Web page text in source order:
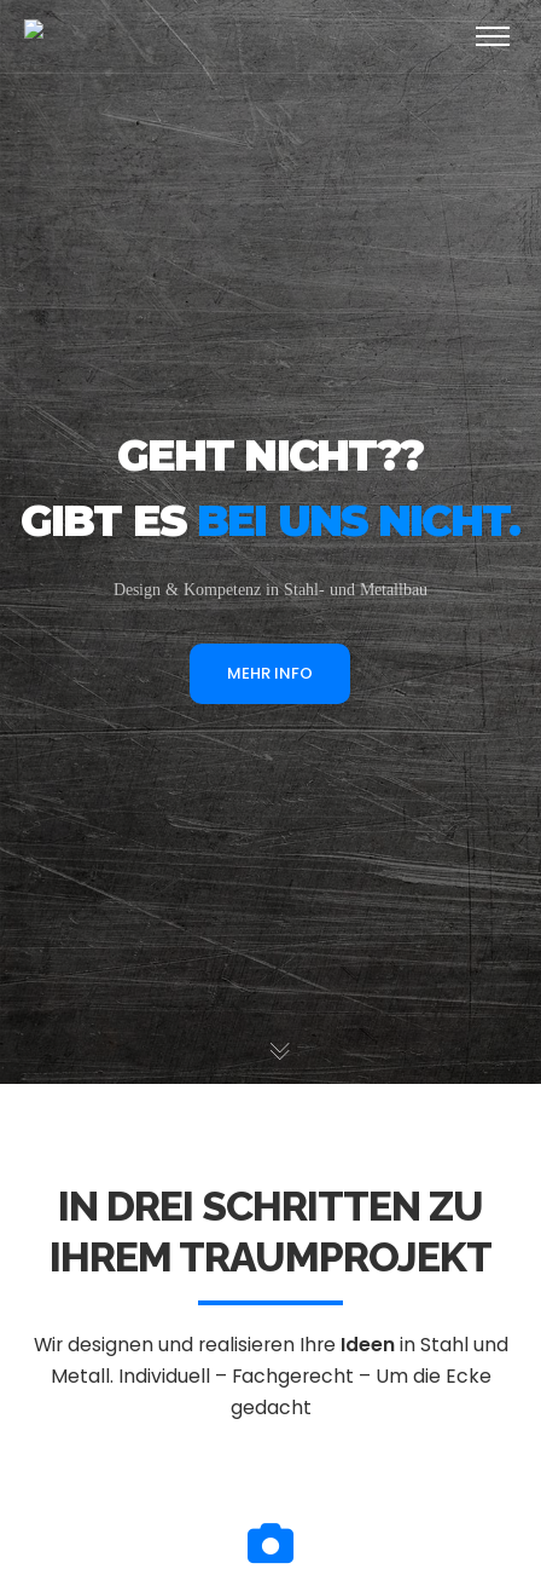
GEHT NICHT??
GIBT ESBEI UNS NICHT.
Design & Kompetenz in Stahl- und Metallbau
MEHR INFO
IN DREI SCHRITTEN ZU
IHREM TRAUMPROJEKT
Wir designen und realisieren Ihre Ideenin Stahl und
Metall. Individuell – Fachgerecht – Um die Ecke
gedacht